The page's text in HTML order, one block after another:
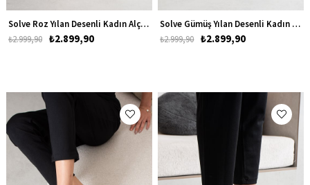
Solve Roz Yılan Desenli Kadın Alçak Topuklu Abiye Ayakkabı
₺2.899,90
₺2.999,90
Solve Gümüş Yılan Desenli Kadın Alçak Topuklu Abiye Ayakkabı
₺2.899,90
₺2.999,90